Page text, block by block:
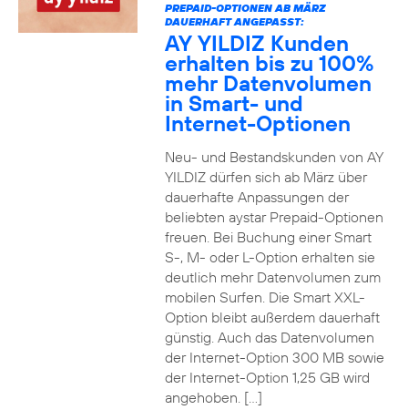
PREPAID-OPTIONEN AB MÄRZ
DAUERHAFT ANGEPASST:
AY YILDIZ Kunden
erhalten bis zu 100%
mehr Datenvolumen
in Smart- und
Internet-Optionen
Neu- und Bestandskunden von AY
YILDIZ dürfen sich ab März über
dauerhafte Anpassungen der
beliebten aystar Prepaid-Optionen
freuen. Bei Buchung einer Smart
S-, M- oder L-Option erhalten sie
deutlich mehr Datenvolumen zum
mobilen Surfen. Die Smart XXL-
Option bleibt außerdem dauerhaft
günstig. Auch das Datenvolumen
der Internet-Option 300 MB sowie
der Internet-Option 1,25 GB wird
angehoben. […]